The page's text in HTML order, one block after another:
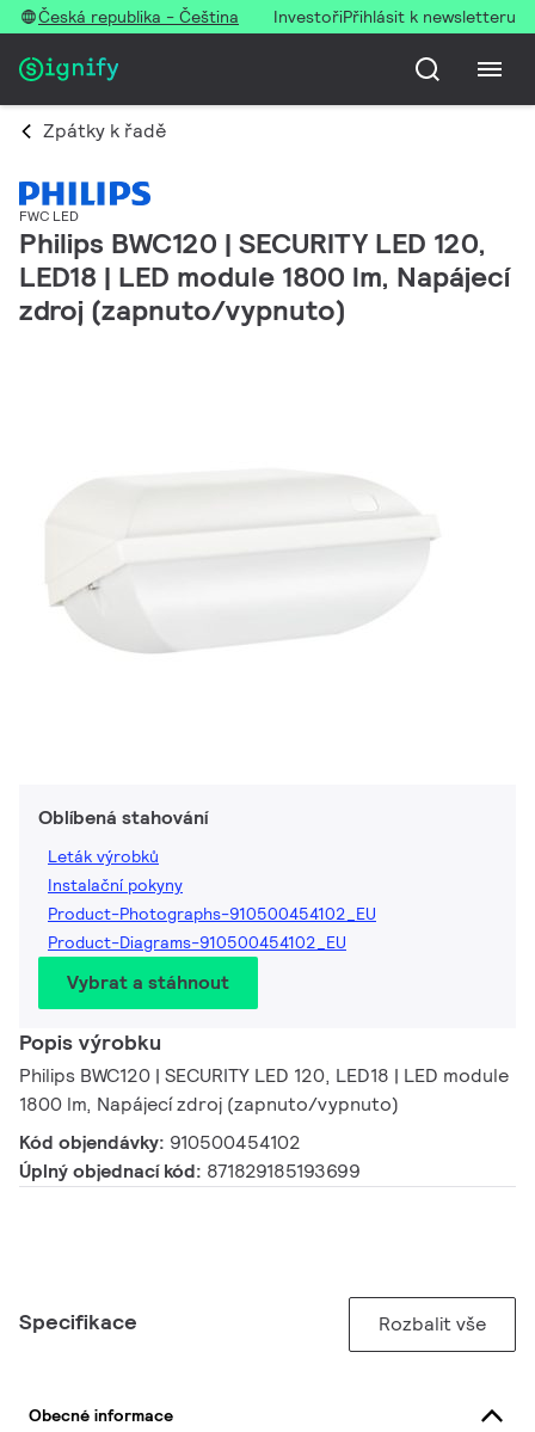
Česká republika - Čeština InvestořiPřihlásit k newsletteru
Zpátky k řadě
FWC LED
Philips BWC120 | SECURITY LED 120,
LED18 | LED module 1800 lm, Napájecí
zdroj (zapnuto/vypnuto)
Oblíbená stahování
Leták výrobků
Instalační pokyny
Product-Photographs-910500454102_EU
Product-Diagrams-910500454102_EU
Vybrat a stáhnout
Popis výrobku
Philips BWC120 | SECURITY LED 120, LED18 | LED module
1800 lm, Napájecí zdroj (zapnuto/vypnuto)
Kód objendávky: 910500454102
Úplný objednací kód: 871829185193699
Specifikace Rozbalit vše
Obecné informace